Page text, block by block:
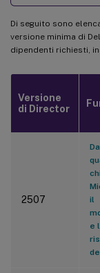
Di seguito sono
versione minima di
dipendenti richiesti,
Versione
di Director
2507
il
e